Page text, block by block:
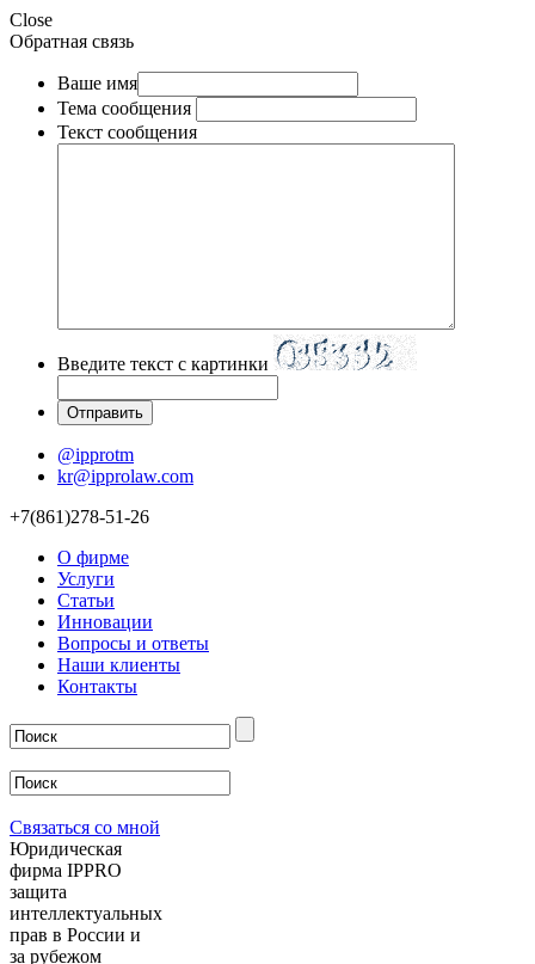
Close
Обратная связь
Ваше имя
Тема сообщения
Текст сообщения
Введите текст с картинки
@ipprotm
kr@ipprolaw.com
+7(861)278-51-26
О фирме
Услуги
Статьи
Инновации
Вопросы и ответы
Наши клиенты
Контакты
Связаться со мной
Юридическая
фирма IPPRO
защита
интеллектуальных
прав в России и
за рубежом